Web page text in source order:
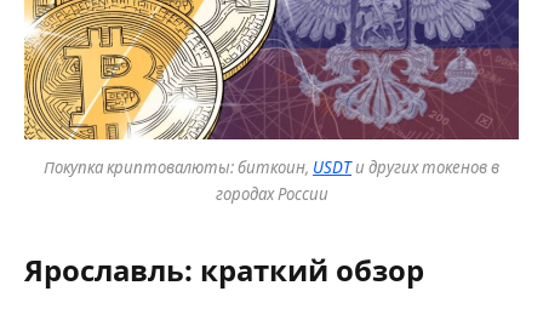
Покупка криптовалюты: биткоин, USDTи других токенов в
городах России
Ярославль: краткий обзор